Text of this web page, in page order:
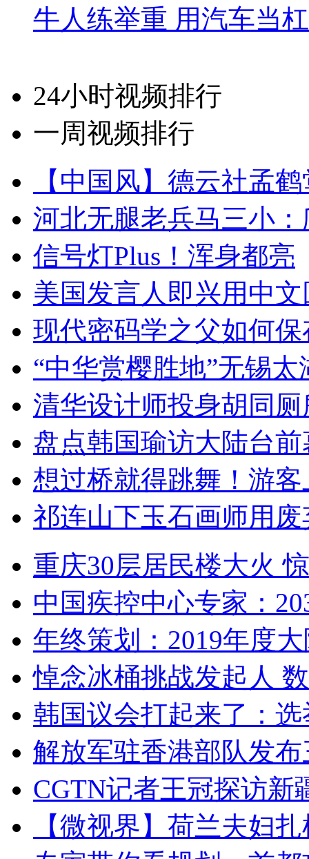
牛人练举重 用汽车当
24小时视频排行
一周视频排行
【中国风】德云社孟
河北无腿老兵马三小
信号灯Plus！浑身都亮
美国发言人即兴用中
现代密码学之父如何
“中华赏樱胜地”无锡
清华设计师投身胡同
盘点韩国瑜访大陆台
想过桥就得跳舞！游客
祁连山下玉石画师用
重庆30层居民楼大火
中国疾控中心专家：
年终策划：2019年度
悼念冰桶挑战发起人
韩国议会打起来了：
解放军驻香港部队发
CGTN记者王冠探访新
【微视界】荷兰夫妇